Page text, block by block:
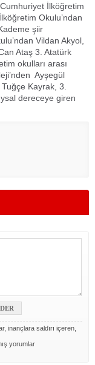
İlköğretim
Okulu’ndan
şiir
Vildan Akyol,
Ataş 3. Atatürk
okulları arası
Ayşegül
Kayrak, 3.
dereceye giren
inançlara saldırı içeren,
yorumlar